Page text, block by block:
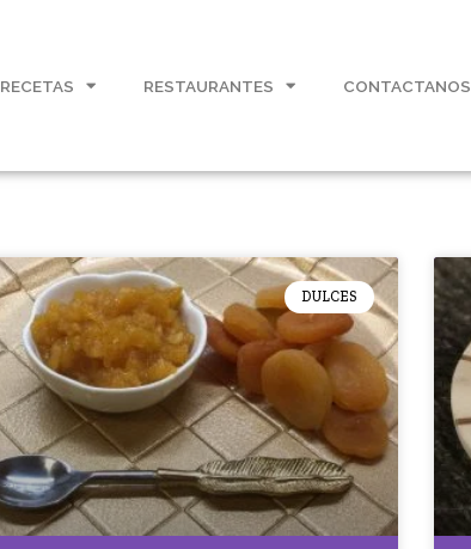
RECETAS RESTAURANTES CONTACTANOS
DULCES